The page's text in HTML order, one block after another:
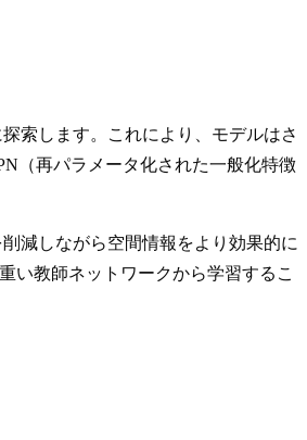
索します。これにより、モデルはさ
（再パラメータ化された一般化特徴
減しながら空間情報をより効果的に
い教師ネットワークから学習するこ